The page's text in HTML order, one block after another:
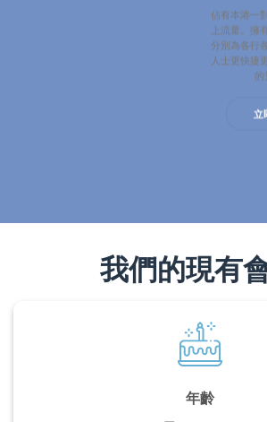
佔有本港一
上流量。擁
分別為各行
人士更快捷
的
立
我們的現有
年齡